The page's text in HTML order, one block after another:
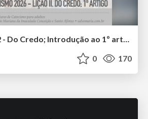
Catecismo 26 #2 - Do Credo; Introdução ao 1º artigo
0 170